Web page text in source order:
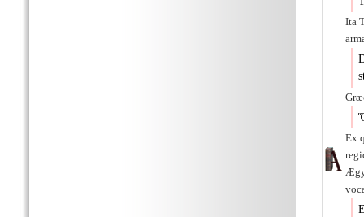
Ita
Ex